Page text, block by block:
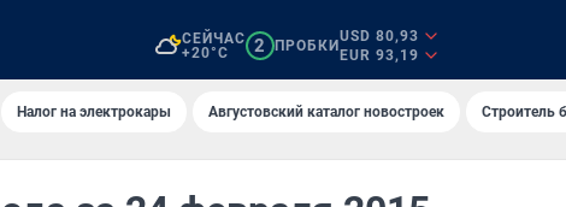
СЕЙЧАС
+20°C
2 ПРОБКИ
USD 80,93
EUR 93,19
Налог на электрокары Августовский каталог новостроек Строитель